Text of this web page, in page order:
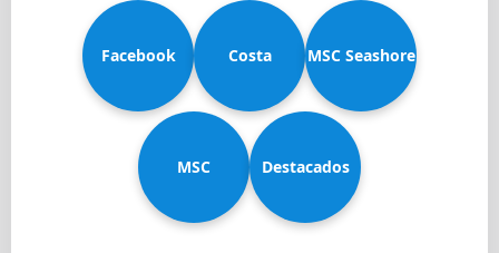
Facebook Costa
Diadema
MSC Seashore
MSC Destacados